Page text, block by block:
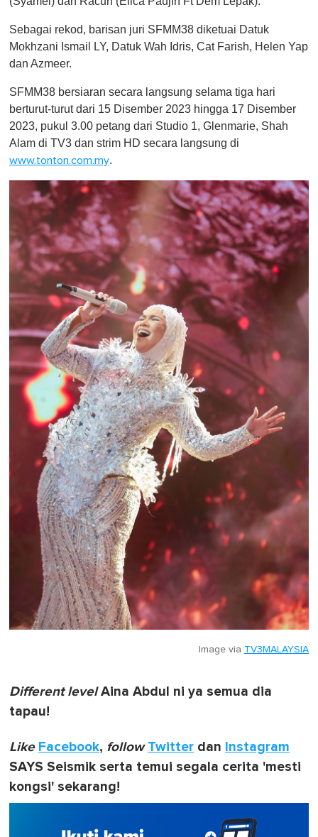
Sebagai rekod, barisan juri SFMM38 diketuai Datuk
Mokhzani Ismail LY, Datuk Wah Idris, Cat Farish, Helen Yap
dan Azmeer.
SFMM38 bersiaran secara langsung selama tiga hari
berturut-turut dari 15 Disember 2023 hingga 17 Disember
2023, pukul 3.00 petang dari Studio 1, Glenmarie, Shah
Alam di TV3 dan strim HD secara langsung di
www.tonton.com.my.
Image via TV3MALAYSIA
Different levelAina Abdul ni ya semua dia
tapau!
Like Facebook, follow Twitter dan Instagram
SAYS Seismik serta temui segala cerita 'mesti
kongsi' sekarang!